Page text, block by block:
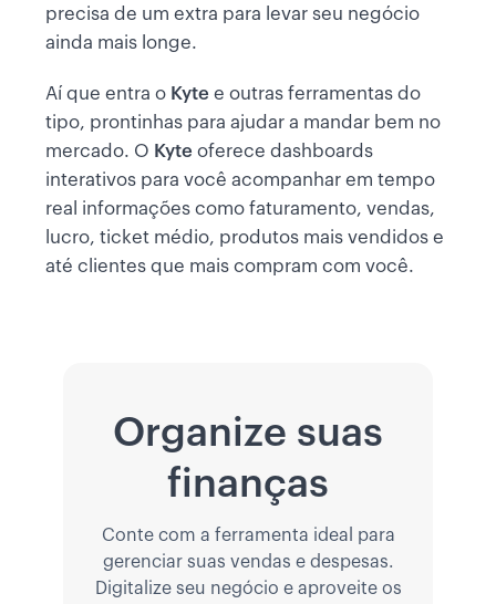
precisa de um extra para levar seu negócio
ainda mais longe.
Aí que entra o Kyte e outras ferramentas do
tipo, prontinhas para ajudar a mandar bem no
mercado. O Kyte oferece dashboards
interativos para você acompanhar em tempo
real informações como faturamento, vendas,
lucro, ticket médio, produtos mais vendidos e
até clientes que mais compram com você.
Organize suas
finanças
Conte com a ferramenta ideal para
gerenciar suas vendas e despesas.
Digitalize seu negócio e aproveite os